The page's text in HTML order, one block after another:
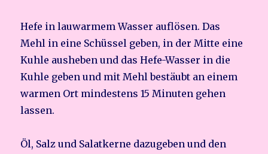
Hefe in lauwarmem Wasser auflösen. Das
Mehl in eine Schüssel geben, in der Mitte eine
Kuhle ausheben und das Hefe-Wasser in die
Kuhle geben und mit Mehl bestäubt an einem
warmen Ort mindestens 15 Minuten gehen
lassen.
Öl, Salz und Salatkerne dazugeben und den